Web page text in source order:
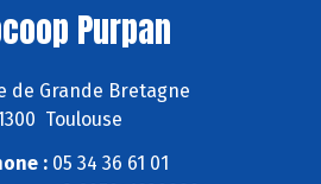
Purpan
de Grande Bretagne
Toulouse
:05 34 36 61 01